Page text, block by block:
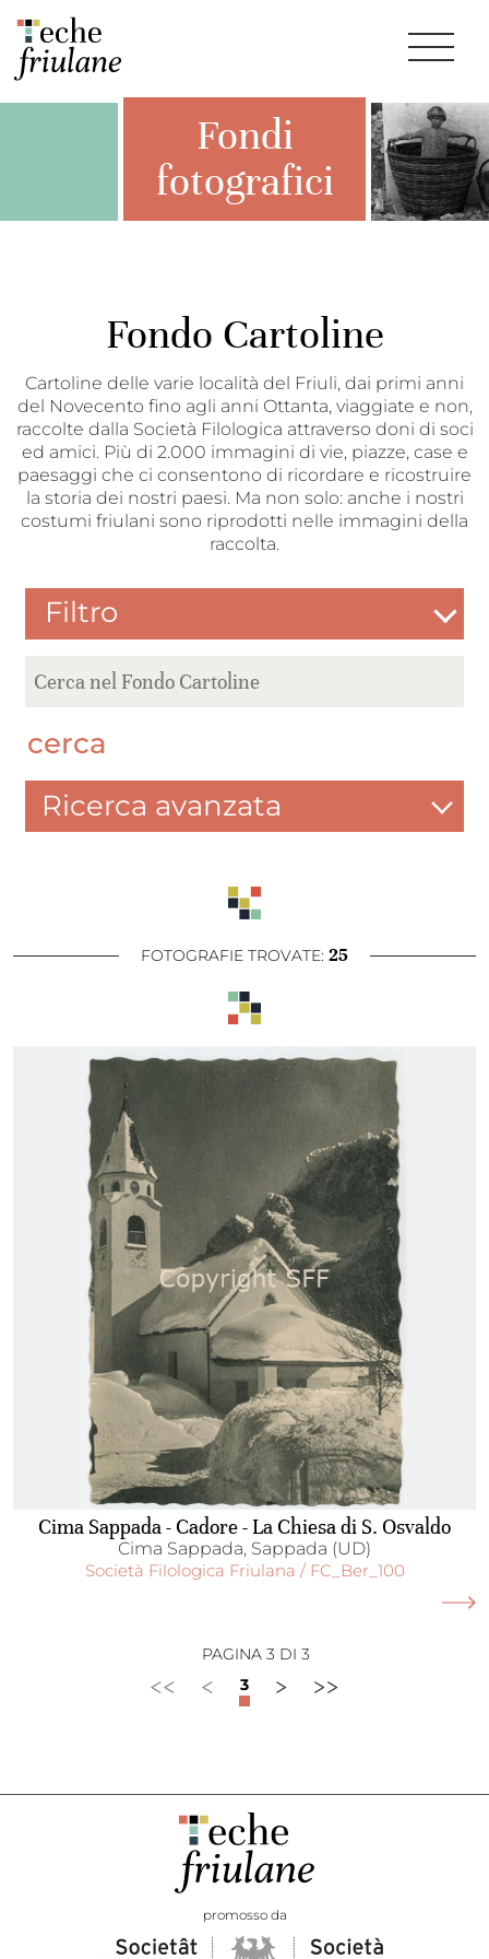
Fondi
fotografici
Fondo Cartoline
Cartoline delle varie località del Friuli, dai primi anni
del Novecento fino agli anni Ottanta, viaggiate e non,
raccolte dalla Società Filologica attraverso doni di soci
ed amici. Più di 2.000 immagini di vie, piazze, case e
paesaggi che ci consentono di ricordare e ricostruire
la storia dei nostri paesi. Ma non solo: anche i nostri
costumi friulani sono riprodotti nelle immagini della
raccolta.
Filtro
cerca
Ricerca avanzata
FOTOGRAFIE TROVATE: 25
Cima Sappada - Cadore - La Chiesa di S. Osvaldo
Cima Sappada, Sappada (UD)
Società Filologica Friulana / FC_Ber_100
<< < 3 > >>
PAGINA 3 DI 3
promosso da